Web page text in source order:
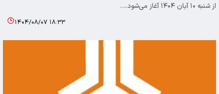
از شنبه ۱۰ آبان ۱۴۰۴ آغاز می‌شود.…
۱۴۰۴/۰۸/۰۷ ۱۸:۳۳